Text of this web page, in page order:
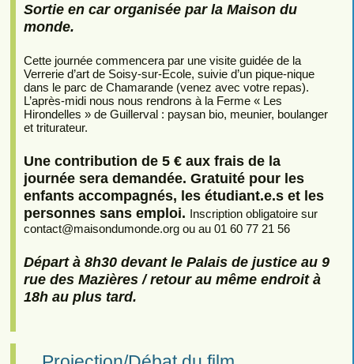
Sortie en car organisée par la Maison du
monde.
Cette journée commencera par une visite guidée de la
Verrerie d’art de Soisy-sur-Ecole, suivie d’un pique-nique
dans le parc de Chamarande (venez avec votre repas).
L’après-midi nous nous rendrons à la Ferme « Les
Hirondelles » de Guillerval : paysan bio, meunier, boulanger
et triturateur.
Une contribution de 5 € aux frais de la
journée sera demandée. Gratuité pour les
enfants accompagnés, les étudiant.e.s et les
personnes sans emploi. Inscription obligatoire sur
contact@maisondumonde.org ou au 01 60 77 21 56
Départ à 8h30 devant le Palais de justice au 9
rue des Mazières / retour au même endroit à
18h au plus tard.